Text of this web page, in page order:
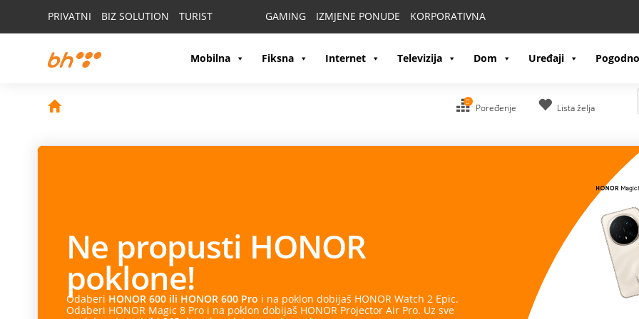
PRIVATNI BIZ SOLUTION TURIST GAMING IZMJENE PONUDE KORPORATIVNA
Mobilna Fiksna Internet Televizija Dom Uređaji
0
Poređenje Lista želja
Ne propusti HONOR
poklone!
Odaberi HONOR 600 ili HONOR 600 Pro i na poklon dobijaš HONOR Watch 2 Epic.
Odaberi HONOR Magic 8 Pro i na poklon dobijaš HONOR Projector Air Pro. Uz sve